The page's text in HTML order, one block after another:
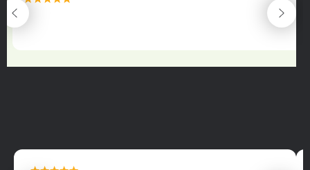
maximální spokojenost
22.06.2025